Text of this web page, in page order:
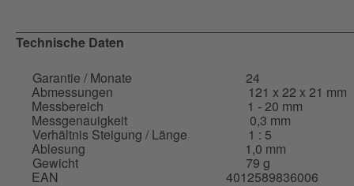
Technische Daten
Garantie / Monate
24
Abmessungen 121 x 22 x 21 mm
Messbereich 1 - 20 mm
Messgenauigkeit 0,3 mm
Verhältnis Steigung / Länge 1 : 5
Ablesung 1,0 mm
Gewicht 79 g
EAN 4012589836006